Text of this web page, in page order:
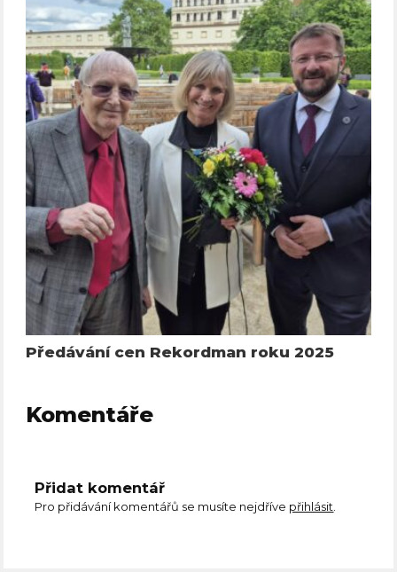
Předávání cen Rekordman roku 2025
Komentáře
Přidat komentář
Pro přidávání komentářů se musíte nejdříve přihlásit